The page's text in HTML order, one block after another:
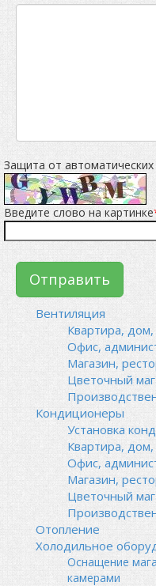
Защита от
Введите слово на картинке
Вентиляция
Квартира,
Офис,
Магазин,
Цветочный
Кондиционеры
Установка
Квартира,
Офис,
Магазин,
Цветочный
Отопление
Холодильное
Оснащение
камерами